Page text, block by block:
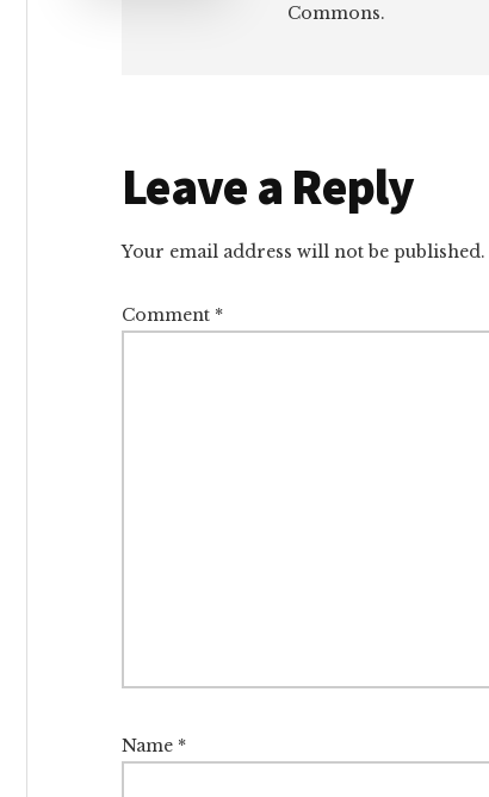
Commons.
Reader
Interactions
Leave a Reply
Your email address will not be published.
Comment *
Name *